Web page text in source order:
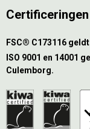
Certificeringen
FSC® C173116
ISO 9001 en 14001
Culemborg.